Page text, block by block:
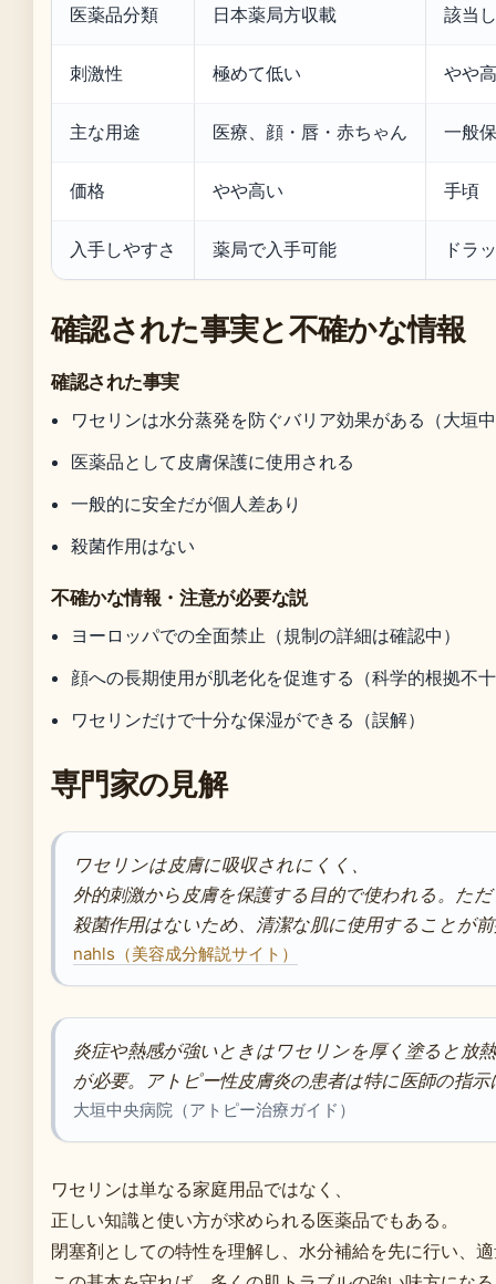
医薬品分類 日本薬局方収載 該当
刺激性 極めて低い やや
主な用途 医療、顔・唇・赤ちゃん 一般
価格 やや高い 手頃
入手しやすさ 薬局で入手可能 ドラ
確認された事実と不確かな情報
確認された事実
ワセリンは水分蒸発を防ぐバリア効果がある（大垣
医薬品として皮膚保護に使用される
一般的に安全だが個人差あり
殺菌作用はない
不確かな情報・注意が必要な説
ヨーロッパでの全面禁止（規制の詳細は確認中）
顔への長期使用が肌老化を促進する（科学的根拠不
ワセリンだけで十分な保湿ができる（誤解）
専門家の見解
ワセリンは皮膚に吸収されにくく、
外的刺激から皮膚を保護する目的で使われる。た
殺菌作用はないため、清潔な肌に使用することが
nahls（美容成分解説サイト）
炎症や熱感が強いときはワセリンを厚く塗ると放
が必要。アトピー性皮膚炎の患者は特に医師の指
大垣中央病院（アトピー治療ガイド）
ワセリンは単なる家庭用品ではなく、
正しい知識と使い方が求められる医薬品でもある。
閉塞剤としての特性を理解し、水分補給を先に行い、